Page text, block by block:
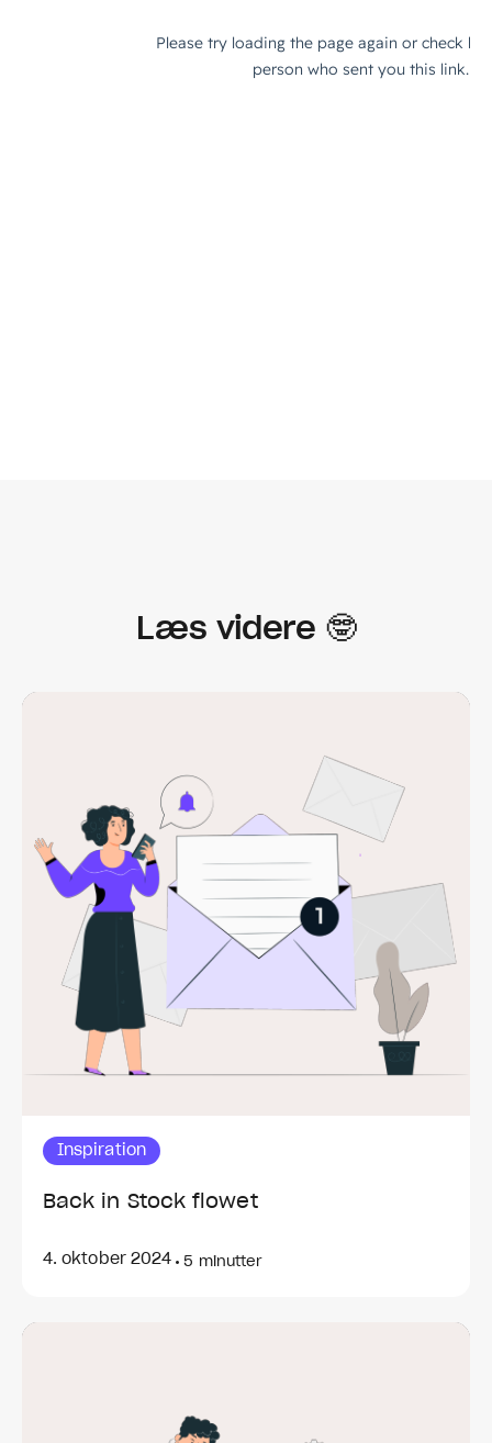
Læs videre 🤓
Inspiration
Back in Stock flowet
4. oktober 2024 •5 minutter